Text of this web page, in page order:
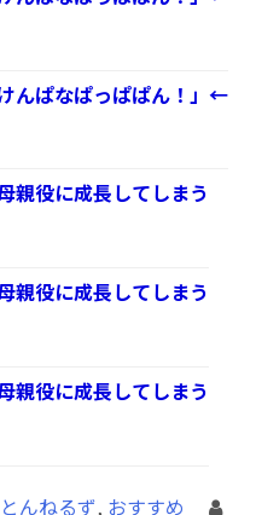
んぱなぱっぱぱん！」←
親役に成長してしまう
親役に成長してしまう
親役に成長してしまう
とんねるず, おすすめ